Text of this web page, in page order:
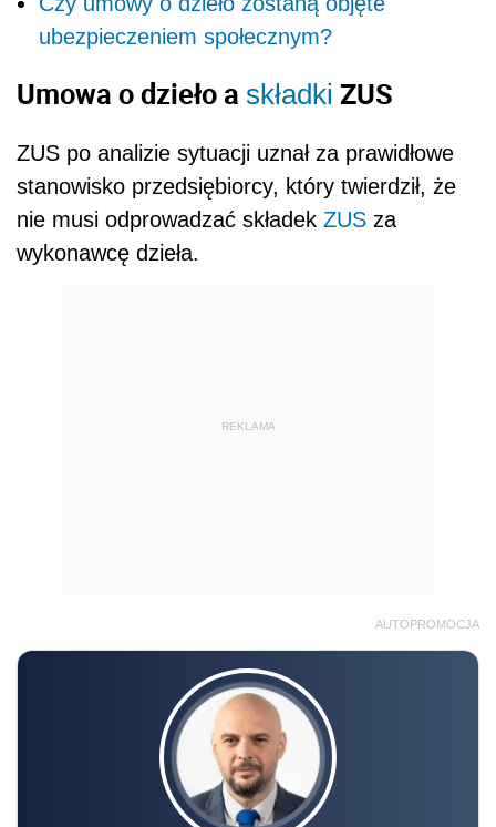
ubezpieczeniem społecznym?
Umowa o dzieło a składki ZUS
ZUS po analizie sytuacji uznał za prawidłowe
stanowisko przedsiębiorcy, który twierdził, że
nie musi odprowadzać składek ZUS za
wykonawcę dzieła.
REKLAMA
AUTOPROMOCJA